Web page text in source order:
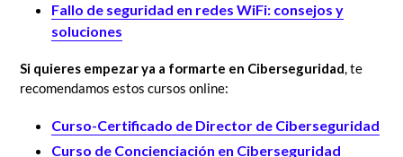
Fallo de seguridad en redes WiFi: consejos y
soluciones
Si quieres empezar ya a formarte en Ciberseguridad, te
recomendamos estos cursos online:
Curso-Certificado de Director de Ciberseguridad
Curso de Concienciación en Ciberseguridad